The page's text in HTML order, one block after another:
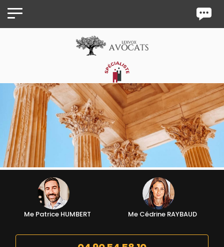
Me Patrice HUMBERT Me Cédrine RAYBAUD